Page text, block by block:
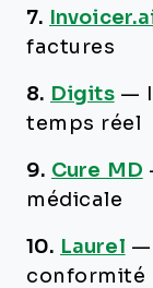
7.
factures
8. Digits —
temps réel
9. Cure MD
médicale
10. Laurel —
conformité